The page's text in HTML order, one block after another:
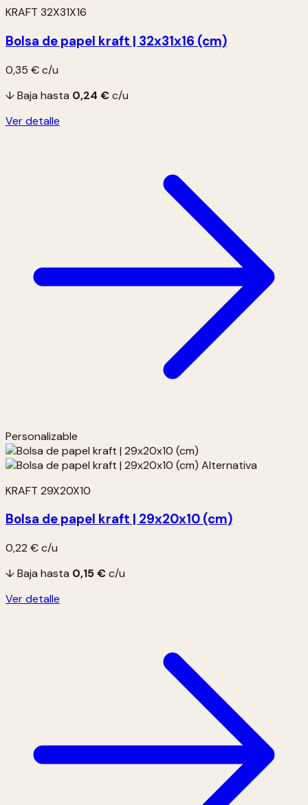
KRAFT 32X31X16
Bolsa de papel kraft | 32x31x16 (cm)
0,35 €c/u
↓ Baja hasta 0,24 €c/u
Ver detalle
Personalizable
KRAFT 29X20X10
Bolsa de papel kraft | 29x20x10 (cm)
0,22 €c/u
↓ Baja hasta 0,15 €c/u
Ver detalle